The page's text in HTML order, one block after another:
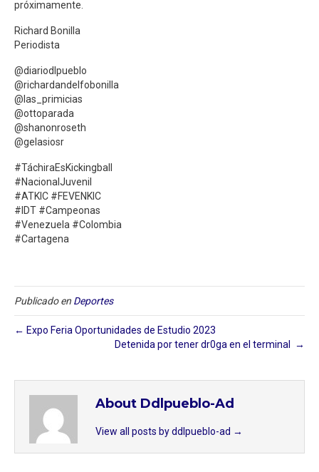
próximamente.
Richard Bonilla
Periodista
@diariodlpueblo
@richardandelfobonilla
@las_primicias
@ottoparada
@shanonroseth
@gelasiosr
#TáchiraEsKickingball
#NacionalJuvenil
#ATKIC #FEVENKIC
#IDT #Campeonas
#Venezuela #Colombia
#Cartagena
Publicado en Deportes
← Expo Feria Oportunidades de Estudio 2023
Detenida por tener dr0ga en el terminal ⁣ →
About Ddlpueblo-Ad
View all posts by ddlpueblo-ad →